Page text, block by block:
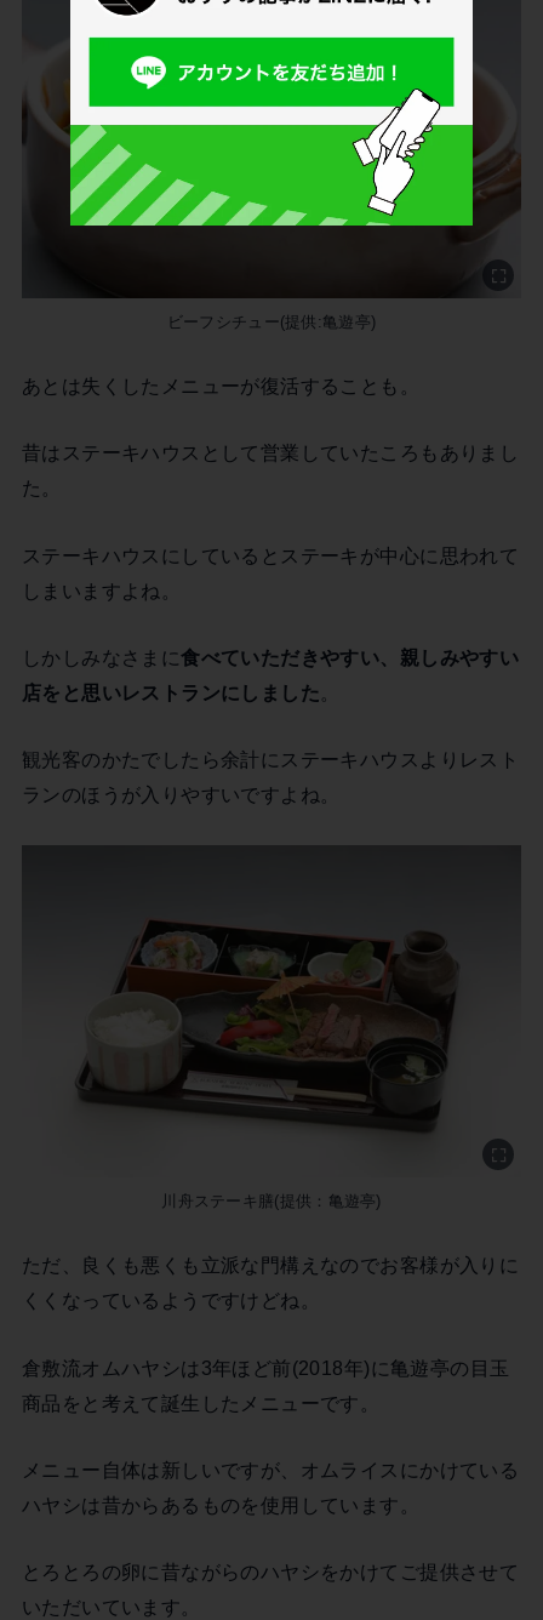
ビーフシチュー(提供:亀遊亭)
あとは失くしたメニューが復活することも。
昔はステーキハウスとして営業していたころもありまし
た。
ステーキハウスにしているとステーキが中心に思われて
しまいますよね。
しかしみなさまに食べていただきやすい、親しみやすい
店をと思いレストランにしました。
観光客のかたでしたら余計にステーキハウスよりレスト
ランのほうが入りやすいですよね。
川舟ステーキ膳(提供：亀遊亭)
ただ、良くも悪くも立派な門構えなのでお客様が入りに
くくなっているようですけどね。
倉敷流オムハヤシは3年ほど前(2018年)に亀遊亭の目玉
商品をと考えて誕生したメニューです。
メニュー自体は新しいですが、オムライスにかけている
ハヤシは昔からあるものを使用しています。
とろとろの卵に昔ながらのハヤシをかけてご提供させて
いただいています。